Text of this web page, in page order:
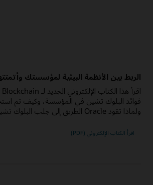
الربط بين الأنظمة البيئية لمؤسستك
فوائد البلوك تشين في المؤسسة، وكيف تم
ولماذا تقود Oracle الطريق إلى جلب البلوك تشين إلى المؤسسة.
اقرأ الكتاب الإلكتروني (PDF)